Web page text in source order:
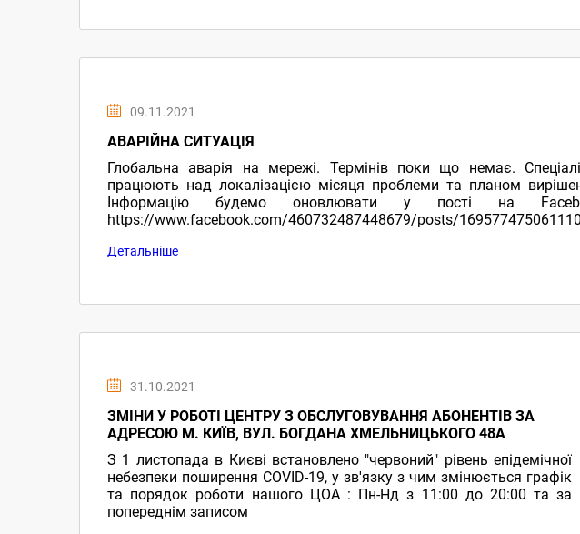
09.11.2021
АВАРІЙНА СИТУАЦІЯ
Глобальна аварія на мережі. Термінів поки що немає.
працюють над локалізацією місяця проблеми та планом
Інформацію будемо оновлювати у пості на
https://www.facebook.com/460732487448679/posts/
Детальніше
31.10.2021
ЗМІНИ У РОБОТІ ЦЕНТРУ З ОБСЛУГОВУВАННЯ АБОНЕНТІВ ЗА
АДРЕСОЮ М. КИЇВ, ВУЛ. БОГДАНА ХМЕЛЬНИЦЬКОГО 48А
З 1 листопада в Києві встановлено "червоний" рівень епідемічної
небезпеки поширення COVID-19, у зв'язку з чим змінюється графік
та порядок роботи нашого ЦОА : Пн-Нд з 11:00 до 20:00 та за
попереднім записом